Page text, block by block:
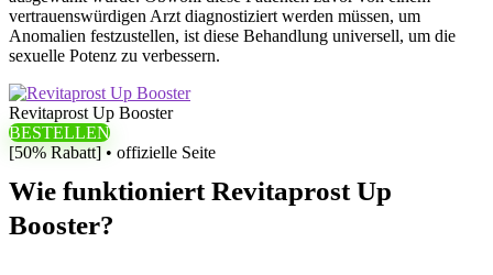
vertrauenswürdigen Arzt diagnostiziert werden müssen, um
Anomalien festzustellen, ist diese Behandlung universell, um die
sexuelle Potenz zu verbessern.
Revitaprost Up Booster
BESTELLEN
[50% Rabatt] • offizielle Seite
Wie funktioniert Revitaprost Up
Booster?